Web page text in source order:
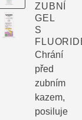
ZUBNÍ
GEL
S
Chrání
před
zubním
kazem,
posiluje